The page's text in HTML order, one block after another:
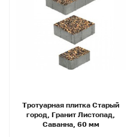
Тротуарная плитка Старый
город, Гранит Листопад,
Саванна, 60 мм